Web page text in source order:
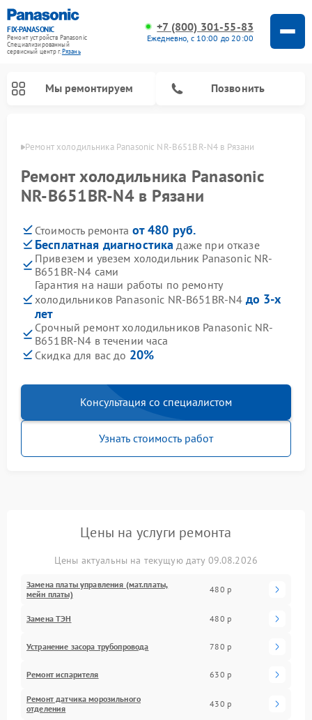
FIX-PANASONIC
Ремонт устройств Panasonic
Специализированный
cервисный центр г.Рязань
+7 (800) 301-55-83
Ежедневно, с 10:00 до 20:00
Мы ремонтируем Позвонить
Ремонт холодильника Panasonic NR-B651BR-N4 в Рязани
Ремонт холодильника Panasonic
NR-B651BR-N4 в Рязани
Стоимость ремонта от 480 руб.
Бесплатная диагностика даже при отказе
Привезем и увезем холодильник Panasonic NR-
B651BR-N4 сами
Гарантия на наши работы по ремонту
холодильников Panasonic NR-B651BR-N4 до 3-х
лет
Срочный ремонт холодильников Panasonic NR-
B651BR-N4 в течении часа
Скидка для вас до 20%
Консультация со специалистом
Узнать стоимость работ
Цены на услуги ремонта
Цены актуальны на текущую дату 09.08.2026
Замена платы управления (мат.платы,
мейн платы)
480 р
Замена ТЭН 480 р
Устранение засора трубопровода 780 р
Ремонт испарителя 630 р
Ремонт датчика морозильного
отделения
430 р